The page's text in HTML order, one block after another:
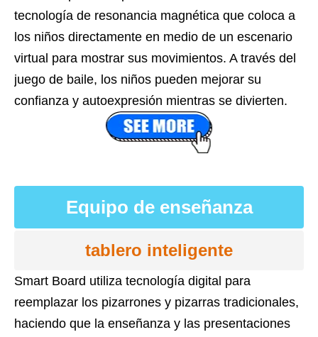
tecnología de resonancia magnética que coloca a
los niños directamente en medio de un escenario
virtual para mostrar sus movimientos. A través del
juego de baile, los niños pueden mejorar su
confianza y autoexpresión mientras se divierten.
Equipo de enseñanza
tablero inteligente
Smart Board utiliza tecnología digital para
reemplazar los pizarrones y pizarras tradicionales,
haciendo que la enseñanza y las presentaciones